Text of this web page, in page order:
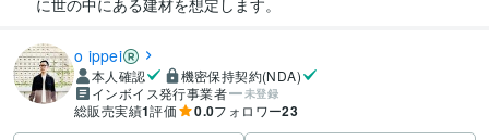
に世の中にある建材を想定します。
o ippei
本人確認
機密保持契約(NDA)
インボイス発行事業者
未登録
総販売実績1評価 0.0フォロワー23